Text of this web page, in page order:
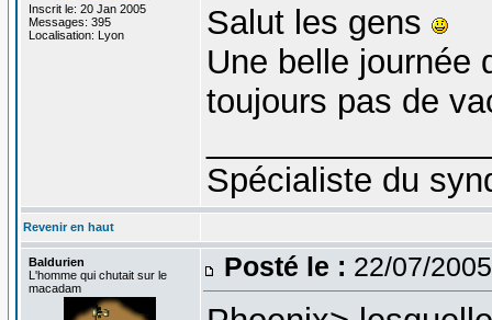
Inscrit le: 20 Jan 2005
Messages: 395
Localisation: Lyon
Salut les gens
Une belle journée
toujours pas de
Spécialiste du
Revenir en haut
Baldurien
L'homme qui chutait sur le
macadam
Posté le : 22/07/